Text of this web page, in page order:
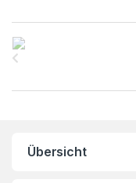
Übersicht